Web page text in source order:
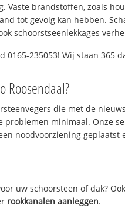
Vaste brandstoffen, zoals
tot gevolg kan hebben.
schoorstseenlekkages
0165-235053! Wij staan 365
Roosendaal?
die met de
problemen minimaal. Onze
noodvoorziening
uw schoorsteen of dak?
rookkanalen aanleggen.